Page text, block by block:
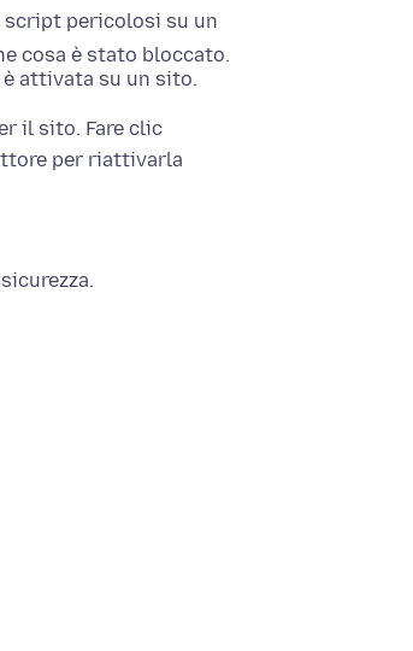
pericolosi su un
cosa è stato bloccato.
attivata su un sito.
il sito. Fare clic
per riattivarla